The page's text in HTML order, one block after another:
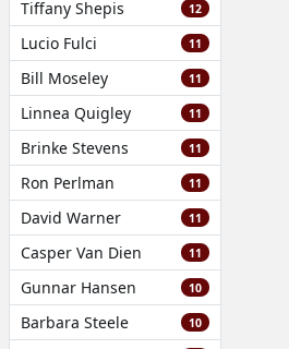
Tiffany Shepis 12
Lucio Fulci 11
Bill Moseley 11
Linnea Quigley 11
Brinke Stevens 11
Ron Perlman 11
David Warner 11
Casper Van Dien 11
Gunnar Hansen 10
Barbara Steele 10